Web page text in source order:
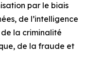
par le biais
de l’intelligence
la criminalité
de la fraude et